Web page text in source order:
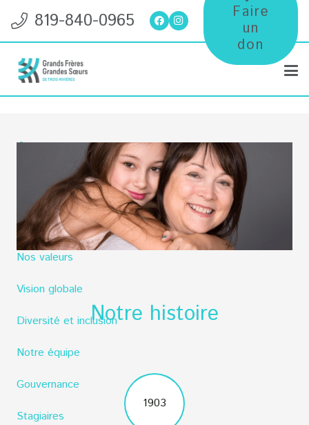
819-840-0965
Faire
un
don
Notre histoire
Mission
Nos valeurs
Vision globale
Diversité et inclusion
Notre équipe
Gouvernance
Stagiaires
Notre histoire
1903